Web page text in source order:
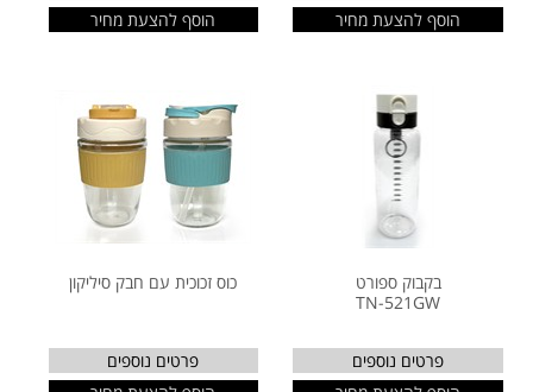
הוסף להצעת מחיר
הוסף להצעת מחיר
בקבוק ספורט
TN-521GW
פרטים נוספים
כוס זכוכית עם חבק סיליקון
פרטים נוספים